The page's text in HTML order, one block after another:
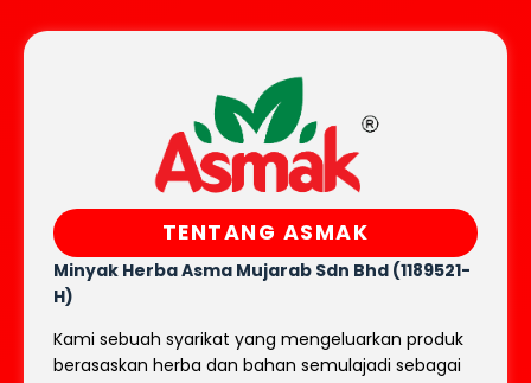
TENTANG ASMAK
Minyak Herba Asma Mujarab Sdn Bhd (1189521-
H)
Kami sebuah syarikat yang mengeluarkan produk
berasaskan herba dan bahan semulajadi sebagai